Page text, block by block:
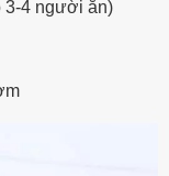
3-4 người ăn)